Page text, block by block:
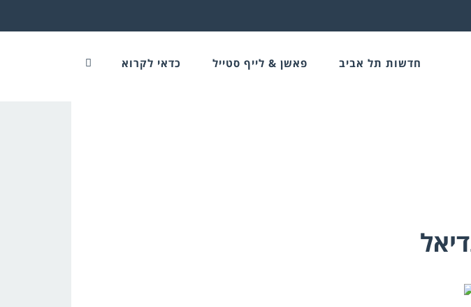
חדשות תל אביב פאשן & לייף סטייל כדאי לקרוא